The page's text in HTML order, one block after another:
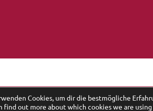
Cookies, um dir die bestmögliche
find out more about which cookies we are